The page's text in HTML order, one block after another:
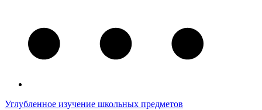
Углубленное изучение школьных предметов